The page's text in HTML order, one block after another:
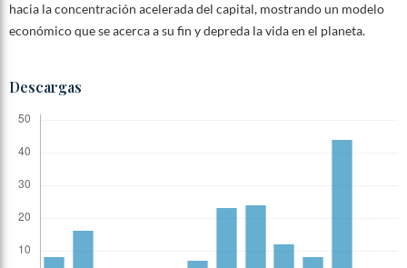
hacia la concentración acelerada del capital, mostrando un modelo
económico que se acerca a su fin y depreda la vida en el planeta.
Descargas